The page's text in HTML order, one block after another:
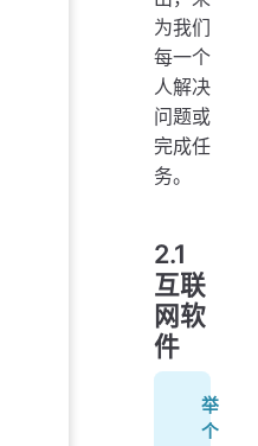
为我们
每一个
人解决
问题或
完成任
务。
2.1
互联
网软
件
举
个